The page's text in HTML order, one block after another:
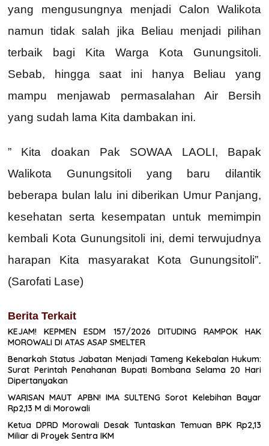
yang mengusungnya menjadi Calon Walikota
namun tidak salah jika Beliau menjadi pilihan
terbaik bagi Kita Warga Kota Gunungsitoli.
Sebab, hingga saat ini hanya Beliau yang
mampu menjawab permasalahan Air Bersih
yang sudah lama Kita dambakan ini.
” Kita doakan Pak SOWAA LAOLI, Bapak
Walikota Gunungsitoli yang baru dilantik
beberapa bulan lalu ini diberikan Umur Panjang,
kesehatan serta kesempatan untuk memimpin
kembali Kota Gunungsitoli ini, demi terwujudnya
harapan Kita masyarakat Kota Gunungsitoli”.
(Sarofati Lase)
Berita Terkait
KEJAM! KEPMEN ESDM 157/2026 DITUDING RAMPOK HAK
MOROWALI DI ATAS ASAP SMELTER
Benarkah Status Jabatan Menjadi Tameng Kekebalan Hukum:
Surat Perintah Penahanan Bupati Bombana Selama 20 Hari
Dipertanyakan
WARISAN MAUT APBN! IMA SULTENG Sorot Kelebihan Bayar
Rp2,13 M di Morowali
Ketua DPRD Morowali Desak Tuntaskan Temuan BPK Rp2,13
Miliar di Proyek Sentra IKM